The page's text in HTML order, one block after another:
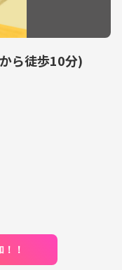
ら徒歩10分)
！